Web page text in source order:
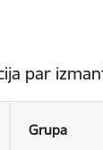
par
Grupa